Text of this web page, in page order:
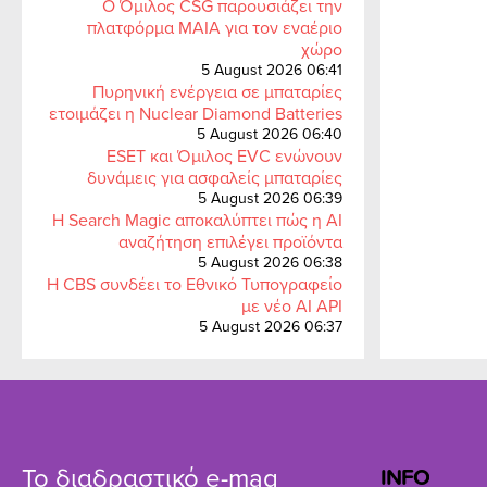
Ο Όμιλος CSG παρουσιάζει την
πλατφόρμα MAIA για τον εναέριο
χώρο
5 August 2026 06:41
Πυρηνική ενέργεια σε μπαταρίες
ετοιμάζει η Nuclear Diamond Batteries
5 August 2026 06:40
ESET και Όμιλος EVC ενώνουν
δυνάμεις για ασφαλείς μπαταρίες
5 August 2026 06:39
Η Search Magic αποκαλύπτει πώς η AI
αναζήτηση επιλέγει προϊόντα
5 August 2026 06:38
Η CBS συνδέει το Εθνικό Τυπογραφείο
με νέο AI API
5 August 2026 06:37
Το διαδραστικό e-mag INFO